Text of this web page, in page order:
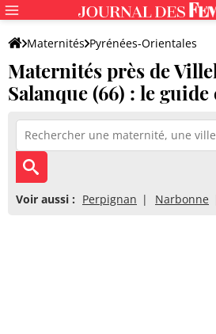
Maternités Pyrénées-Orientales
Villelongue-de-la-Salanque
Maternités près de
Salanque (66) : le
Voir aussi : Perpignan Narbonne